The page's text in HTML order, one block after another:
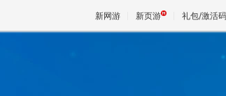
新网游 新页游 礼包/激活码